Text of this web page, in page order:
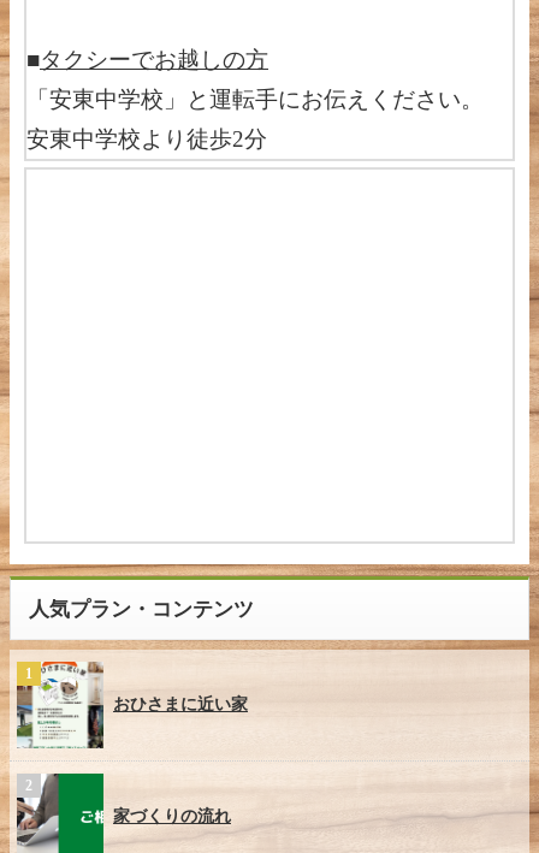
■タクシーでお越しの方
「安東中学校」と運転手にお伝えください。
安東中学校より徒歩2分
人気プラン・コンテンツ
おひさまに近い家
家づくりの流れ